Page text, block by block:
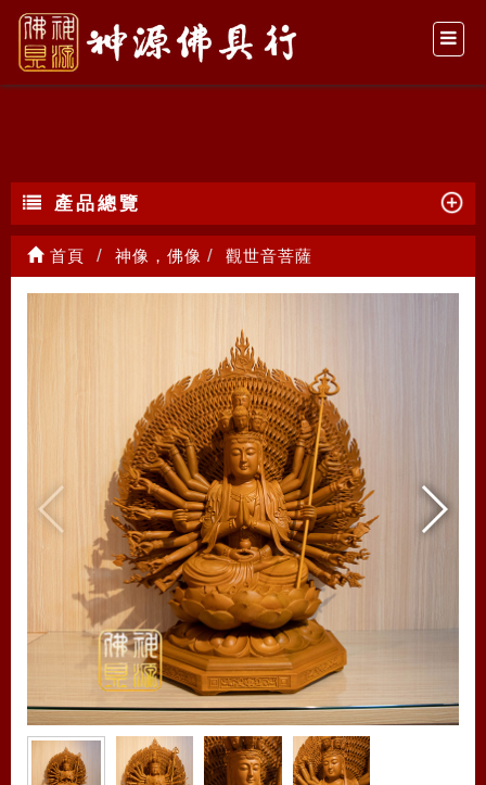
觀世音菩薩
產品總覽
首頁 神像，佛像 觀世音菩薩